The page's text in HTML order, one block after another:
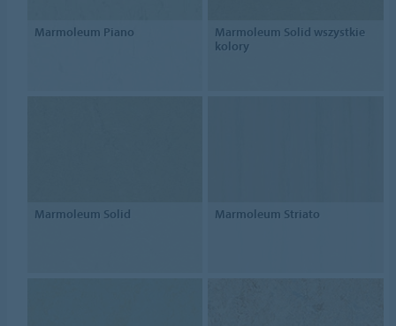
Marmoleum Piano
Marmoleum Solid wszystkie
kolory
Marmoleum Solid Marmoleum Striato